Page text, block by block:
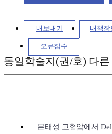
내보내기 내책장
오류접수
동일학술지(권/호) 다른
본태성 고혈압에서